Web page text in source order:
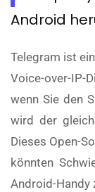
Android
Telegram ist
Voice-over-IP-
wenn Sie den
wird der
Dieses Open-
könnten
Android-Handy